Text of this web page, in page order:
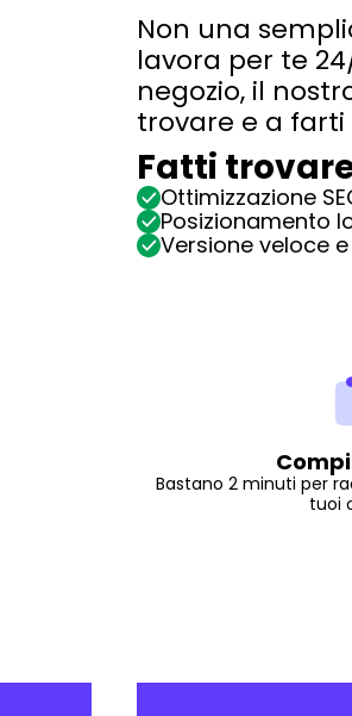
Non una
lavora per te
negozio, il
trovare e a farti
Fatti
Ottimizzazione
Posizionamento
Versione veloce
Bastano 2 minuti per
tuoi